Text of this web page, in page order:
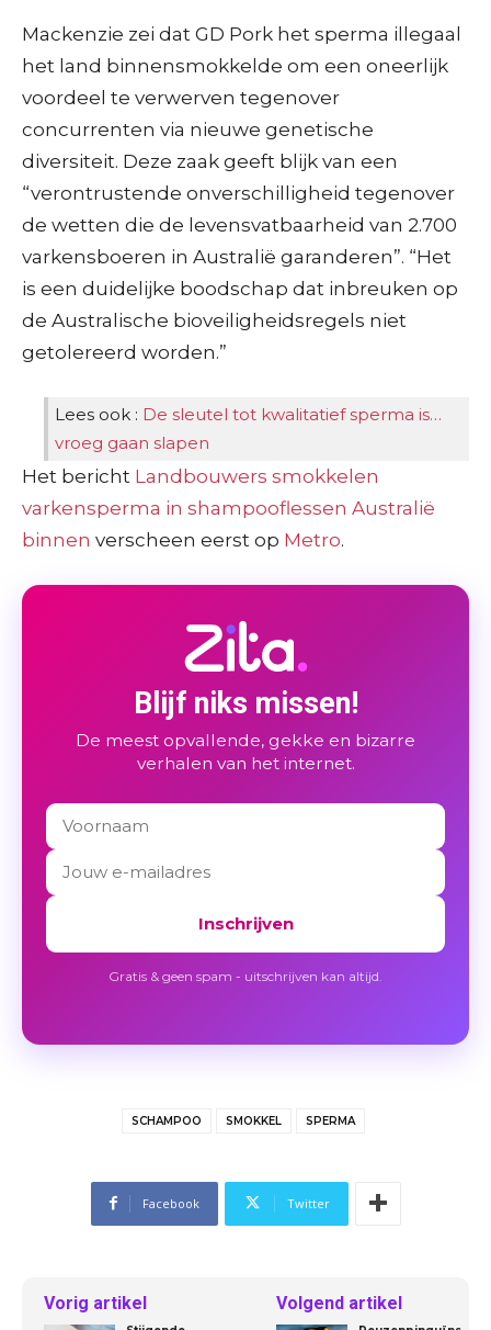
Mackenzie zei dat GD Pork het sperma illegaal
het land binnensmokkelde om een oneerlijk
voordeel te verwerven tegenover
concurrenten via nieuwe genetische
diversiteit. Deze zaak geeft blijk van een
“verontrustende onverschilligheid tegenover
de wetten die de levensvatbaarheid van 2.700
varkensboeren in Australië garanderen”. “Het
is een duidelijke boodschap dat inbreuken op
de Australische bioveiligheidsregels niet
getolereerd worden.”
Lees ook : De sleutel tot kwalitatief sperma is…
vroeg gaan slapen
Het bericht Landbouwers smokkelen
varkensperma in shampooflessen Australië
binnen verscheen eerst op Metro.
Blijf niks missen!
De meest opvallende, gekke en bizarre
verhalen van het internet.
Inschrijven
Gratis & geen spam - uitschrijven kan altijd.
SCHAMPOO SMOKKEL SPERMA
Facebook Twitter
Vorig artikel Volgend artikel